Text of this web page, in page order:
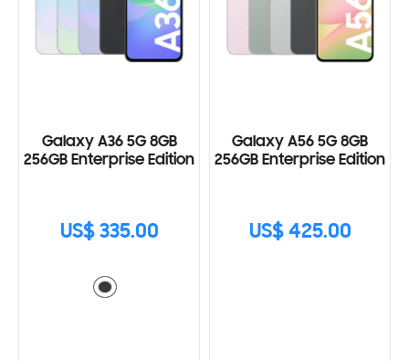
Galaxy A36 5G 8GB
256GB Enterprise Edition
US$ 335.00
Galaxy A56 5G 8GB
256GB Enterprise Edition
US$ 425.00